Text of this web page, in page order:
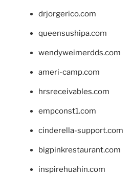
drjorgerico.com
queensushipa.com
wendyweimerdds.com
ameri-camp.com
hrsreceivables.com
empconst1.com
cinderella-support.com
bigpinkrestaurant.com
inspirehuahin.com